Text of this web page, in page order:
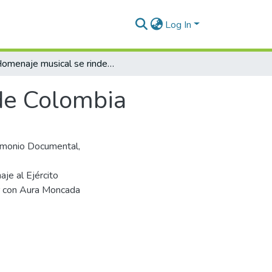
Log In
Homenaje musical se rinde hoy al ejercito de Colombia
Colombia
Documental,
al Ejército
Aura Moncada